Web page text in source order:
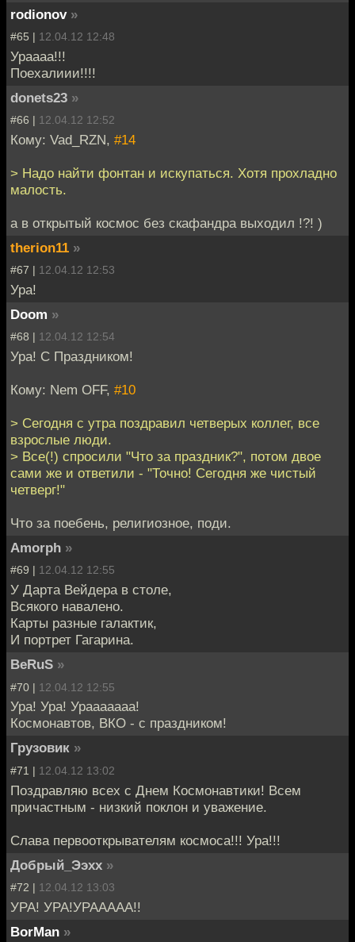
rodionov »
#65 | 12.04.12 12:48
Ураааа!!!
Поехалиии!!!!
donets23 »
#66 | 12.04.12 12:52
Кому: Vad_RZN, #14
> Надо найти фонтан и искупаться. Хотя прохладно
малость.
а в открытый космос без скафандра выходил !?! )
therion11 »
#67 | 12.04.12 12:53
Ура!
Doom »
#68 | 12.04.12 12:54
Ура! С Праздником!
Кому: Nem OFF, #10
> Сегодня с утра поздравил четверых коллег, все
взрослые люди.
> Все(!) спросили "Что за праздник?", потом двое
сами же и ответили - "Точно! Сегодня же чистый
четверг!"
Что за поебень, религиозное, поди.
Amorph »
#69 | 12.04.12 12:55
У Дарта Вейдера в столе,
Всякого навалено.
Карты разные галактик,
И портрет Гагарина.
BeRuS »
#70 | 12.04.12 12:55
Ура! Ура! Урааааааа!
Космонавтов, ВКО - с праздником!
Грузовик »
#71 | 12.04.12 13:02
Поздравляю всех с Днем Космонавтики! Всем
причастным - низкий поклон и уважение.
Слава первооткрывателям космоса!!! Ура!!!
Добрый_Ээхх »
#72 | 12.04.12 13:03
УРА! УРА!УРААААА!!
BorMan »